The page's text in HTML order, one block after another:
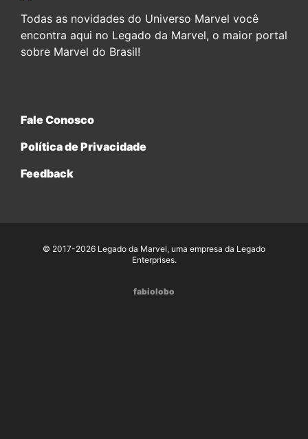
Todas as novidades do Universo Marvel você
encontra aqui no Legado da Marvel, o maior portal
sobre Marvel do Brasil!
Fale Conosco
Política de Privacidade
Feedback
© 2017-2026 Legado da Marvel, uma empresa da Legado
Enterprises.
fabiolobo